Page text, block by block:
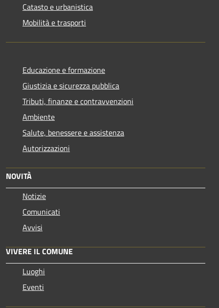
Catasto e urbanistica
Mobilità e trasporti
Educazione e formazione
Giustizia e sicurezza pubblica
Tributi, finanze e contravvenzioni
Ambiente
Salute, benessere e assistenza
Autorizzazioni
NOVITÀ
Notizie
Comunicati
Avvisi
VIVERE IL COMUNE
Luoghi
Eventi